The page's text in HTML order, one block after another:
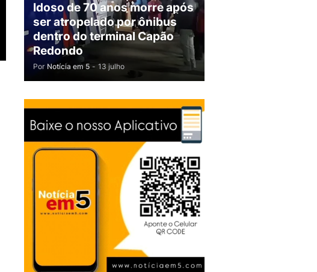
Idoso de 70 anos morre após
ser atropelado por ônibus
dentro do terminal Capão
Redondo
Por Notícia em 5 - 13 julho